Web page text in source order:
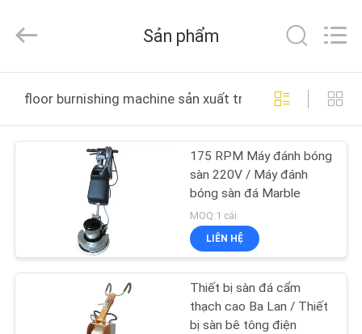
TRANG
VỀ
Dongguan
Merrock
All
Reserved.
Sản phẩm
floor burnishing machine sản xuất trực tuyến
175 RPM Máy đánh bóng
sàn 220V / Máy đánh
bóng sàn đá Marble
MOQ:1 cái
LIÊN HỆ
Thiết bị sàn đá cẩm
thạch cao Ba Lan / Thiết
bị sàn bê tông điện